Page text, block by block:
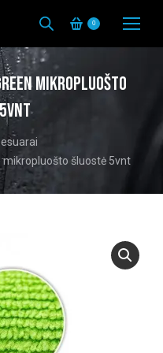
0
mikropluošto
mikropluošto šluostė 5vnt